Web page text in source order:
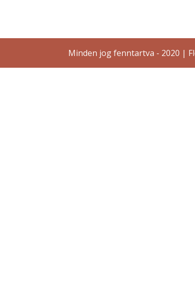
Minden jog fenntartva - 2020 |